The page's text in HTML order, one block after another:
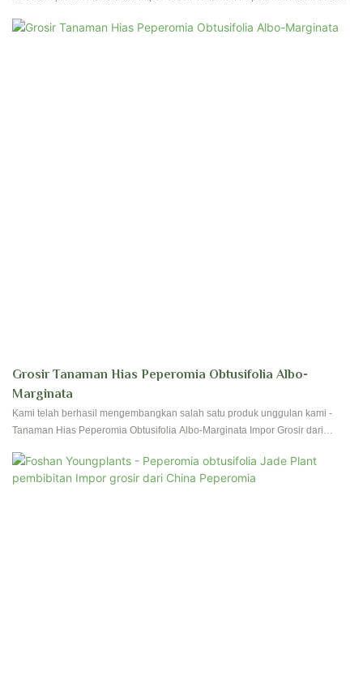
secara luas.
Grosir Tanaman Hias Peperomia Obtusifolia Albo-
Marginata
Kami telah berhasil mengembangkan salah satu produk unggulan kami -
Tanaman Hias Peperomia Obtusifolia Albo-Marginata Impor Grosir dari
bahwa produk ini dapat berfungsi dengan sangat efektif di bidang Tanaman
Bunga & Berkebun.